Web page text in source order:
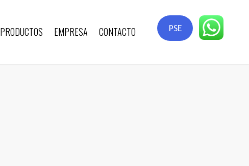
PRODUCTOS EMPRESA CONTACTO PSE